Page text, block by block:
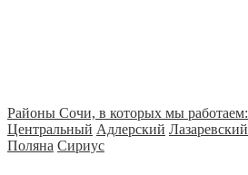
Районы Сочи, в которых мы работаем:
Центральный Адлерский Лазаревский
Поляна Сириус